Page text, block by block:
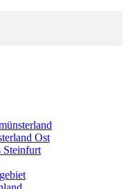
Ost
Steinfurt